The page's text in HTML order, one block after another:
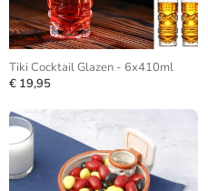
Tiki Cocktail Glazen - 6x410ml
€ 19,95